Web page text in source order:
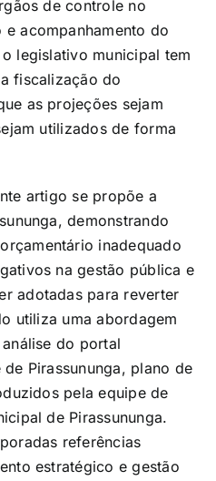
de controle no
acompanhamento do
legislativo municipal tem
fiscalização do
as projeções sejam
utilizados de forma
artigo se propõe a
demonstrando
inadequado
na gestão pública e
adotadas para reverter
utiliza uma abordagem
do portal
Pirassununga, plano de
pela equipe de
de Pirassununga.
referências
estratégico e gestão